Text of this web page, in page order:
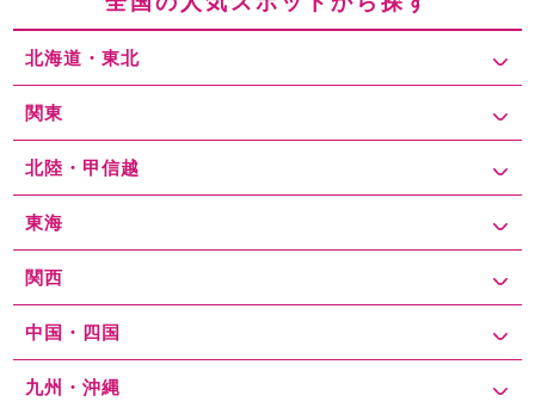
北海道・東北
関東
北陸・甲信越
東海
関西
中国・四国
九州・沖縄